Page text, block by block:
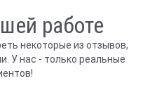
работе
некоторые из отзывов,
У нас - только реальные